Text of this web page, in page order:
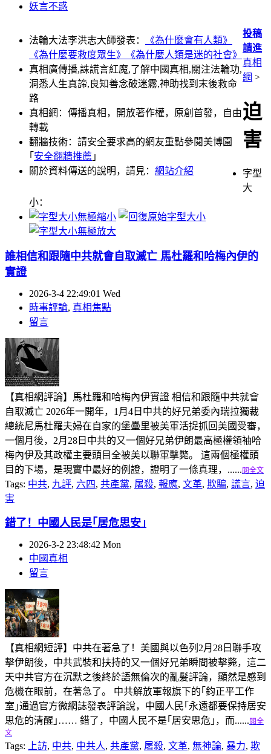
妖言不惑
法輪大法李洪志大師發表：
《為什麼會有人類》
《為什麼要救度眾生》
《為什麼人類是迷的社會》
真相廣傳播,誅謊言紅魔,了解中國真相,關注法輪功,
洞悉人生真諦,良知善念破迷霧,神助找到末後救命
路
真相網：傳播真相，開放著作權，原創首發，自由
轉載
翻牆技術：請安全要求高的網友重點參閱美博園
｢ 安全翻牆推薦 ｣
關於資料傳送的說明，請見： 網站介紹
投稿
請進
真相
網 >
迫
害
字型
大
小：
誰相信和跟隨中共就會自取滅亡 馬杜羅和哈梅內伊的
實證
2026-3-4 22:49:01 Wed
時事評論, 真相焦點
留言
【真相網評論】馬杜羅和哈梅內伊實證 相信和跟隨中共就會
自取滅亡 2026年一開年，1月4日中共的好兄弟委內瑞拉獨裁
總統尼馬杜羅夫婦在自家的堡壘里被美軍活捉抓回美國受審，
一個月後，2月28日中共的又一個好兄弟伊朗最高極權領袖哈
梅內伊及其政權主要頭目全被美以聯軍擊斃。 這兩個極權頭
目的下場，是現實中最好的例證，證明了一條真理，...... 閱全文
Tags: 中共, 九評, 六四, 共產黨, 屠殺, 報應, 文革, 欺騙, 謊言, 迫
害
錯了！中國人民是｢居危思安｣
2026-3-2 23:48:42 Mon
中國真相
留言
【真相網短評】中共在著急了！美國與以色列2月28日聯手攻
擊伊朗後，中共武裝和扶持的又一個好兄弟瞬間被擊斃，這二
天中共官方在沉默之後終於語無倫次的亂髮評論，顯然是感到
危機在眼前，在著急了。 中共解放軍報旗下的｢鈞正平工作
室｣通過官方微網誌發表評論說，中國人民｢永遠都要保持居安
思危的清醒｣…… 錯了，中國人民不是｢居安思危｣，而...... 閱全
文
Tags: 上訪, 中共, 中共人, 共產黨, 屠殺, 文革, 無神論, 暴力, 欺